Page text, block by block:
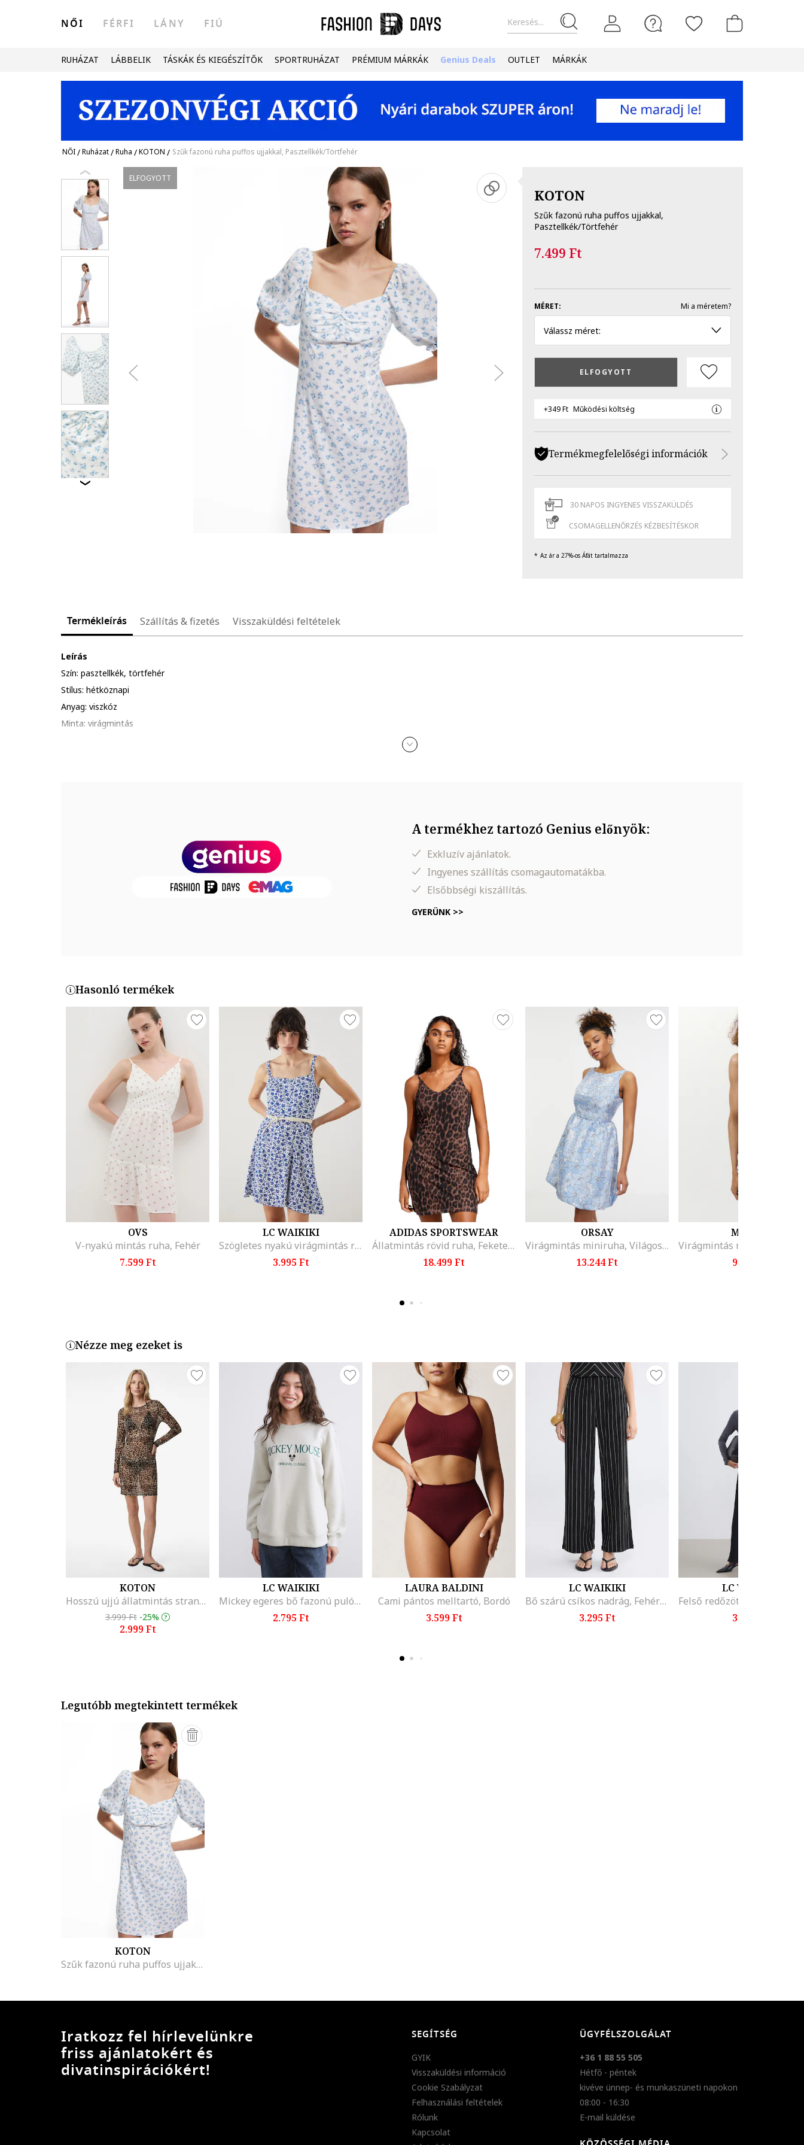
Keresés...
NŐI FÉRFI LÁNY FIÚ
RUHÁZAT LÁBBELIK TÁSKÁK ÉS KIEGÉSZÍTŐK SPORTRUHÁZAT PRÉMIUM MÁRKÁK Genius Deals OUTLET MÁRKÁK
NŐI/Ruházat/Ruha /KOTON / Szűk fazonú ruha puffos ujjakkal, Pasztellkék/Törtfehér
ELFOGYOTT
KOTON
Szűk fazonú ruha puffos ujjakkal,
Pasztellkék/Törtfehér
7.499 Ft
MÉRET: Mi a méretem?
Válassz méret:
ELFOGYOTT
+349 Ft Működési költség
Termékmegfelelőségi információk
30 NAPOS INGYENES VISSZAKÜLDÉS
CSOMAGELLENŐRZÉS KÉZBESÍTÉSKOR
Az ár a 27%-os Áfát tartalmazza
Termékleírás Szállítás & fizetés Visszaküldési feltételek
Leírás
Szín: pasztellkék, törtfehér
Stílus: hétköznapi
Anyag: viszkóz
Minta: virágmintás
A termékhez tartozó Genius előnyök:
Exkluzív ajánlatok.
Ingyenes szállítás csomagautomatákba.
Elsőbbségi kiszállítás.
GYERÜNK >>
Hasonló termékek
OVS
V-nyakú mintás ruha, Fehér
7.599 Ft
LC WAIKIKI
Szögletes nyakú virágmintás ruha, Fehér/Kék
3.995 Ft
ADIDAS SPORTSWEAR
Állatmintás rövid ruha, Fekete/Barna
18.499 Ft
ORSAY
Virágmintás miniruha, Világoskék
13.244 Ft
MANGO
9.995 Ft
Nézze meg ezeket is
KOTON
Hosszú ujjú állatmintás strandruha, Barna/Bézs
3.999 Ft -25%
2.999 Ft
LC WAIKIKI
Mickey egeres bő fazonú pulóver, Angolzöld/Törtfehér
2.795 Ft
LAURA BALDINI
Cami pántos melltartó, Bordó
3.599 Ft
LC WAIKIKI
Bő szárú csíkos nadrág, Fehér/Fekete
3.295 Ft
LC WAIKIKI
3.495 Ft
Legutóbb megtekintett termékek
KOTON
Szűk fazonú ruha puffos ujjakkal, Pasztellkék/Törtfehér
Iratkozz fel hírlevelünkre
friss ajánlatokért és
divatinspirációkért!
SEGÍTSÉG
GYIK
Visszaküldési információ
Cookie Szabályzat
Felhasználási feltételek
Rólunk
Kapcsolat
ÜGYFÉLSZOLGÁLAT
+36 1 88 55 505
Hétfő - péntek
kivéve ünnep- és munkaszüneti napokon
08:00 - 16:30
E-mail küldése